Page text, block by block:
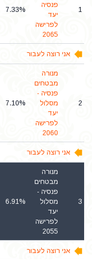
1
פנסיה
יעד
לפרישה
2065
7.33%
אני רוצה לעבור
2
מנורה
מבטחים
פנסיה -
מסלול
יעד
לפרישה
2060
7.10%
אני רוצה לעבור
3
מנורה
מבטחים
פנסיה -
מסלול
יעד
לפרישה
2055
6.91%
אני רוצה לעבור